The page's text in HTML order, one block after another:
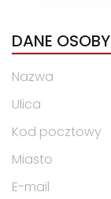
DANE
Nazwa
Ulica
Kod pocztowy
Miasto
E-mail